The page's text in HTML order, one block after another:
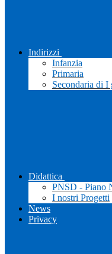
Indirizzi
Infanzia
Primaria
Secondaria di I
Didattica
PNSD - Piano
I nostri Progetti
News
Privacy